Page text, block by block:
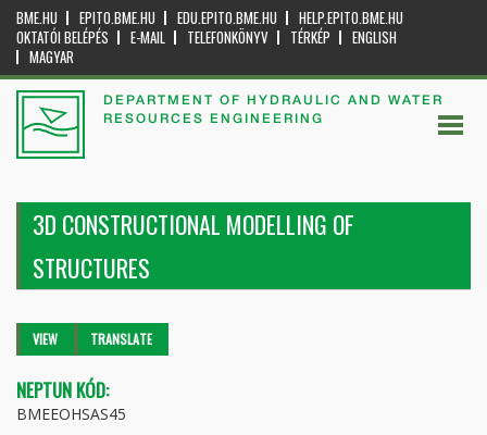
BME.HU EPITO.BME.HU EDU.EPITO.BME.HU
HELP.EPITO.BME.HU
OKTATÓI BELÉPÉS
E-MAIL TELEFONKÖNYV TÉRKÉP
ENGLISH
MAGYAR
DEPARTMENT OF HYDRAULIC AND WATER
RESOURCES ENGINEERING
3D CONSTRUCTIONAL MODELLING OF
STRUCTURES
Primary tabs
VIEW (ACTIVETRANSLATE
NEPTUN KÓD:
BMEEOHSAS45